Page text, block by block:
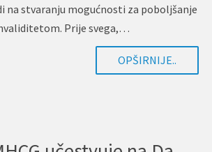
na stvaranju mogućnosti za poboljšanje
Prije svega,…
OPŠIRNIJE..